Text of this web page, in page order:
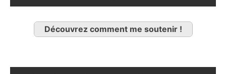
Découvrez comment me soutenir !